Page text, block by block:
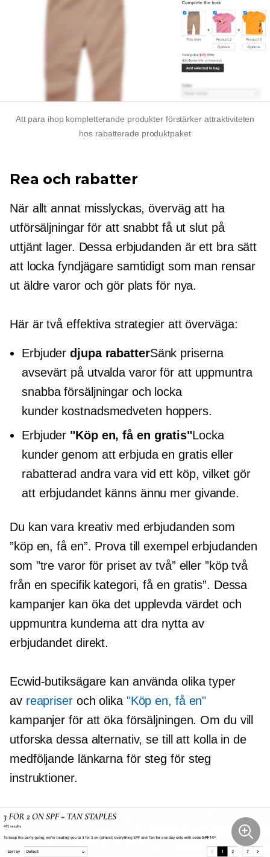
Att para ihop kompletterande produkter förstärker attraktiviteten
hos rabatterade produktpaket
Rea och rabatter
När allt annat misslyckas, överväg att ha
utförsäljningar för att snabbt få ut slut på
uttjänt lager. Dessa erbjudanden är ett bra sätt
att locka fyndjägare samtidigt som man rensar
ut äldre varor och gör plats för nya.
Här är två effektiva strategier att överväga:
Erbjuderdjupa rabatterSänk priserna
avsevärt på utvalda varor för att uppmuntra
snabba försäljningar och locka
kunder kostnadsmedveten hoppers.
Erbjuder "Köp en, få en gratis"Locka
kunder genom att erbjuda en gratis eller
rabatterad andra vara vid ett köp, vilket gör
att erbjudandet känns ännu mer givande.
Du kan vara kreativ med erbjudanden som
”köp en, få en”. Prova till exempel erbjudanden
som ”tre varor för priset av två” eller ”köp två
från en specifik kategori, få en gratis”. Dessa
kampanjer kan öka det upplevda värdet och
uppmuntra kunderna att dra nytta av
erbjudandet direkt.
Ecwid-butiksägare kan använda olika typer
av reapriseroch olika "Köp en, få en"
kampanjer för att öka försäljningen. Om du vill
utforska dessa alternativ, se till att kolla in de
medföljande länkarna för steg för steg
instruktioner.